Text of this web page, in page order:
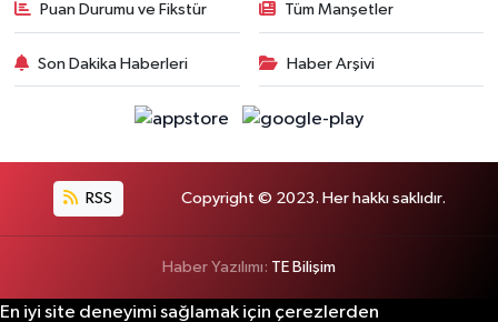
Puan Durumu ve Fikstür Tüm Manşetler
Son Dakika Haberleri Haber Arşivi
RSS Copyright © 2023. Her hakkı saklıdır.
Haber Yazılımı: TE Bilişim
En iyi site deneyimi sağlamak için çerezlerden